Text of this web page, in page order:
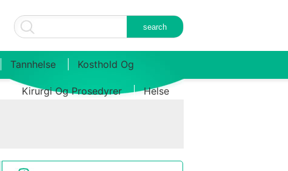
Tannhelse Kosthold Og
Kirurgi Og Prosedyrer Helse